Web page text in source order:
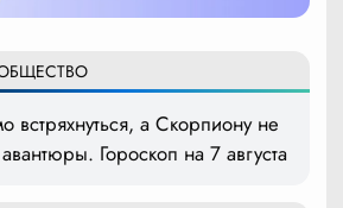
встряхнуться, а Скорпиону не
Гороскоп на 7 августа